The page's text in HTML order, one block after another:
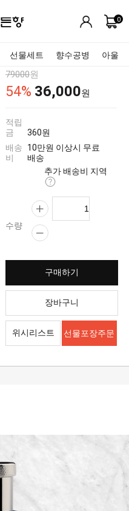
0
선물세트 향수공병 아울렛
79000원
54% 36,000원
적립
금
360원
배송
비
10만원 이상시 무료
배송
추가 배송비 지역
수량
구매하기
장바구니
위시리스트 선물포장주문